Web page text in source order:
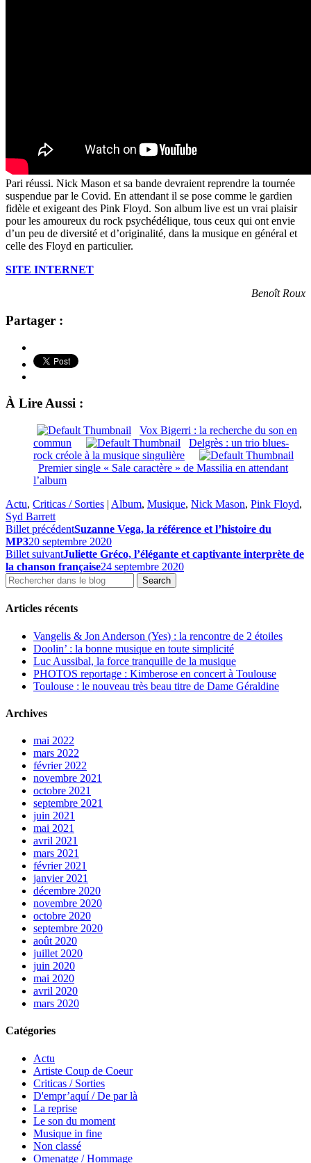
Pari réussi. Nick Mason et sa bande devraient reprendre la tournée
suspendue par le Covid. En attendant il se pose comme le gardien
fidèle et exigeant des Pink Floyd. Son album live est un vrai plaisir
pour les amoureux du rock psychédélique, tous ceux qui ont envie
d’un peu de diversité et d’originalité, dans la musique en général et
celle des Floyd en particulier.
SITE INTERNET
Benoît Roux
Partager :
À Lire Aussi :
Vox Bigerri : la recherche du son en
commun
Delgrès : un trio blues-
rock créole à la musique singulière
Premier single « Sale caractère » de Massilia en attendant
l’album
Actu, Criticas / Sorties | Album, Musique, Nick Mason, Pink Floyd,
Syd Barrett
Billet précédentSuzanne Vega, la référence et l’histoire du
MP320 septembre 2020
Billet suivantJuliette Gréco, l’élégante et captivante interprète de
la chanson française24 septembre 2020
Articles récents
Vangelis & Jon Anderson (Yes) : la rencontre de 2 étoiles
Doolin’ : la bonne musique en toute simplicité
Luc Aussibal, la force tranquille de la musique
PHOTOS reportage : Kimberose en concert à Toulouse
Toulouse : le nouveau très beau titre de Dame Géraldine
Archives
mai 2022
mars 2022
février 2022
novembre 2021
octobre 2021
septembre 2021
juin 2021
mai 2021
avril 2021
mars 2021
février 2021
janvier 2021
décembre 2020
novembre 2020
octobre 2020
septembre 2020
août 2020
juillet 2020
juin 2020
mai 2020
avril 2020
mars 2020
Catégories
Actu
Artiste Coup de Coeur
Criticas / Sorties
D'empr’aquí / De par là
La reprise
Le son du moment
Musique in fine
Non classé
Omenatge / Hommage